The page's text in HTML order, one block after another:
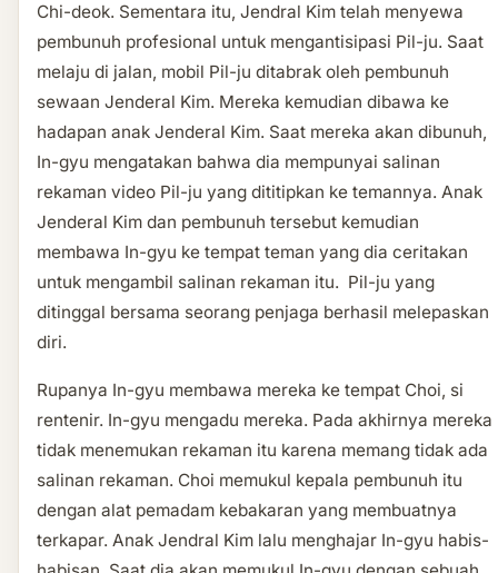
Chi-deok. Sementara itu, Jendral Kim telah menyewa
pembunuh profesional untuk mengantisipasi Pil-ju. Saat
melaju di jalan, mobil Pil-ju ditabrak oleh pembunuh
sewaan Jenderal Kim. Mereka kemudian dibawa ke
hadapan anak Jenderal Kim. Saat mereka akan dibunuh,
In-gyu mengatakan bahwa dia mempunyai salinan
rekaman video Pil-ju yang dititipkan ke temannya. Anak
Jenderal Kim dan pembunuh tersebut kemudian
membawa In-gyu ke tempat teman yang dia ceritakan
untuk mengambil salinan rekaman itu. Pil-ju yang
ditinggal bersama seorang penjaga berhasil melepaskan
diri.
Rupanya In-gyu membawa mereka ke tempat Choi, si
rentenir. In-gyu mengadu mereka. Pada akhirnya mereka
tidak menemukan rekaman itu karena memang tidak ada
salinan rekaman. Choi memukul kepala pembunuh itu
dengan alat pemadam kebakaran yang membuatnya
terkapar. Anak Jendral Kim lalu menghajar In-gyu habis-